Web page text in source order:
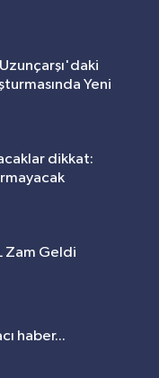
Yeni
dikkat:
Zam Geldi
haber...